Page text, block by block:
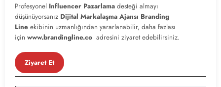
Profesyonel Influencer Pazarlama desteği almayı
düşünüyorsanız Dijital Markalaşma Ajansı Branding
Line ekibinin uzmanlığından yararlanabilir, daha fazlası
için www.brandingline.co adresini ziyaret edebilirsiniz.
Ziyaret Et